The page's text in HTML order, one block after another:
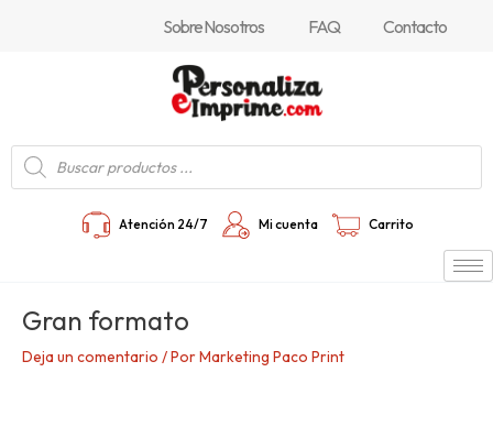
Sobre Nosotros FAQ Contacto
Búsqueda
de
productos
Atención 24/7 Mi cuenta Carrito
Gran formato
Deja un comentario / PorMarketing Paco Print